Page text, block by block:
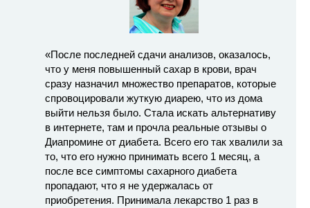
«После последней сдачи анализов, оказалось,
что у меня повышенный сахар в крови, врач
сразу назначил множество препаратов, которые
спровоцировали жуткую диарею, что из дома
выйти нельзя было. Стала искать альтернативу
в интернете, там и прочла реальные отзывы о
Диапромине от диабета. Всего его так хвалили за
то, что его нужно принимать всего 1 месяц, а
после все симптомы сахарного диабета
пропадают, что я не удержалась от
приобретения. Принимала лекарство 1 раз в